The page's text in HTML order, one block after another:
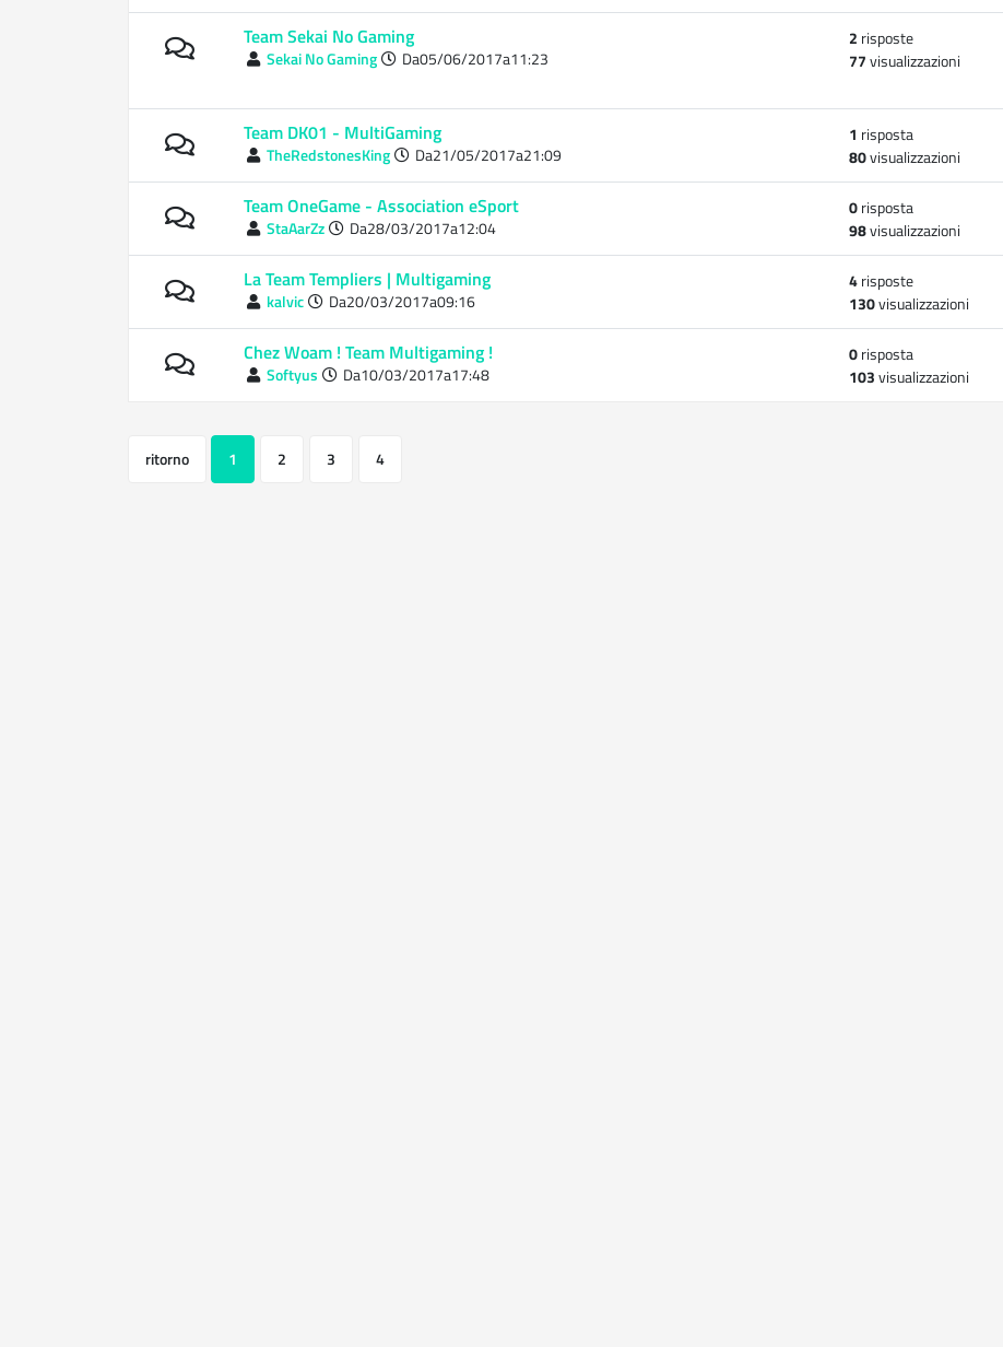
Team Sekai No Gaming
Sekai No Gaming Da05/06/2017a11:23
2 risposte
77visualizzazioni
Team DK01 - MultiGaming
TheRedstonesKing Da21/05/2017a21:09
1 risposta
80visualizzazioni
Team OneGame - Association eSport
StaAarZz Da28/03/2017a12:04
0risposta
98visualizzazioni
La Team Templiers | Multigaming
kalvic Da20/03/2017a09:16
4risposte
130visualizzazioni
Chez Woam ! Team Multigaming !
Softyus Da10/03/2017a17:48
0risposta
103visualizzazioni
ritorno 1 2 3 4